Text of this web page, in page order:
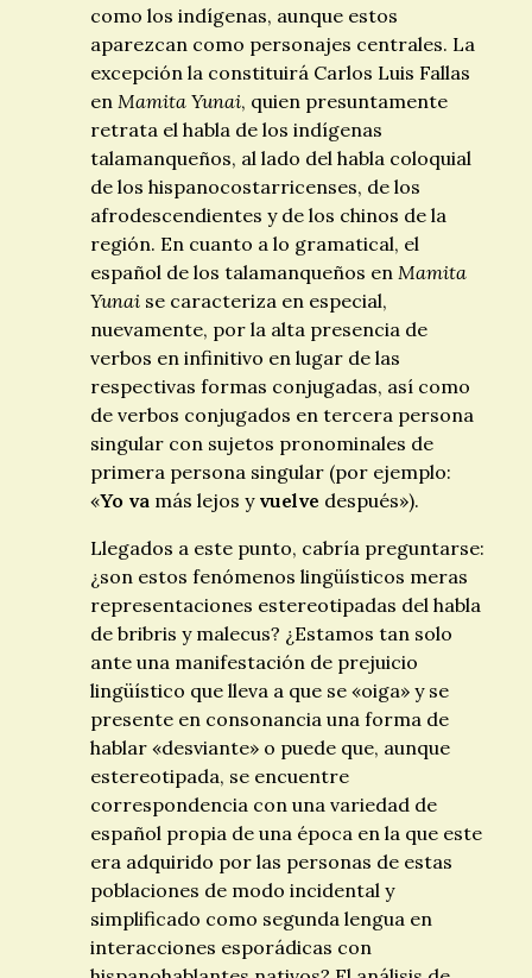
como los indígenas, aunque estos
aparezcan como personajes centrales. La
excepción la constituirá Carlos Luis Fallas
en Mamita Yunai, quien presuntamente
retrata el habla de los indígenas
talamanqueños, al lado del habla coloquial
de los hispanocostarricenses, de los
afrodescendientes y de los chinos de la
región. En cuanto a lo gramatical, el
español de los talamanqueños en Mamita
Yunaise caracteriza en especial,
nuevamente, por la alta presencia de
verbos en infinitivo en lugar de las
respectivas formas conjugadas, así como
de verbos conjugados en tercera persona
singular con sujetos pronominales de
primera persona singular (por ejemplo:
«Yo va más lejos y vuelve después»).
Llegados a este punto, cabría preguntarse:
¿son estos fenómenos lingüísticos meras
representaciones estereotipadas del habla
de bribris y malecus? ¿Estamos tan solo
ante una manifestación de prejuicio
lingüístico que lleva a que se «oiga» y se
presente en consonancia una forma de
hablar «desviante» o puede que, aunque
estereotipada, se encuentre
correspondencia con una variedad de
español propia de una época en la que este
era adquirido por las personas de estas
poblaciones de modo incidental y
simplificado como segunda lengua en
interacciones esporádicas con